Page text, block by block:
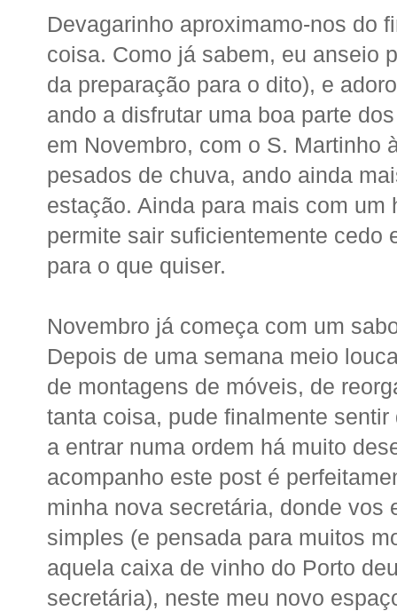
Devagarinho aproximamo-nos do
coisa. Como já sabem, eu anseio
da preparação para o dito), e
ando a disfrutar uma boa parte
em Novembro, com o S. Martinho
pesados de chuva, ando ainda
estação. Ainda para mais com
permite sair suficientemente cedo
para o que quiser.
Novembro já começa com um
Depois de uma semana meio
de montagens de móveis, de
tanta coisa, pude finalmente
a entrar numa ordem há muito
acompanho este post é
minha nova secretária, donde vos
simples (e pensada para muitos
aquela caixa de vinho do Porto
secretária), neste meu novo